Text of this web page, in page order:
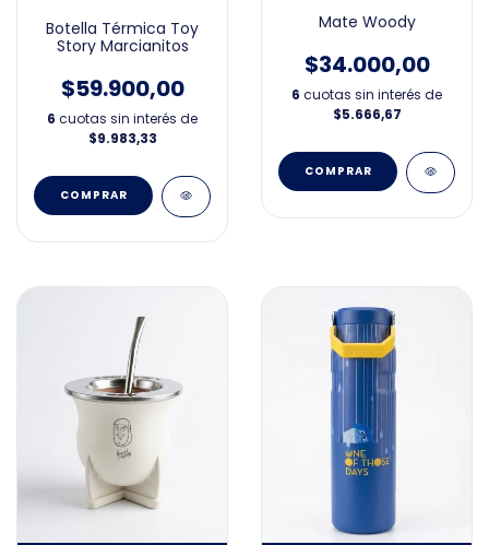
Botella Térmica Toy
Story Marcianitos
$59.900,00
6 cuotas sin interés de
$9.983,33
Mate Woody
$34.000,00
6 cuotas sin interés de
$5.666,67